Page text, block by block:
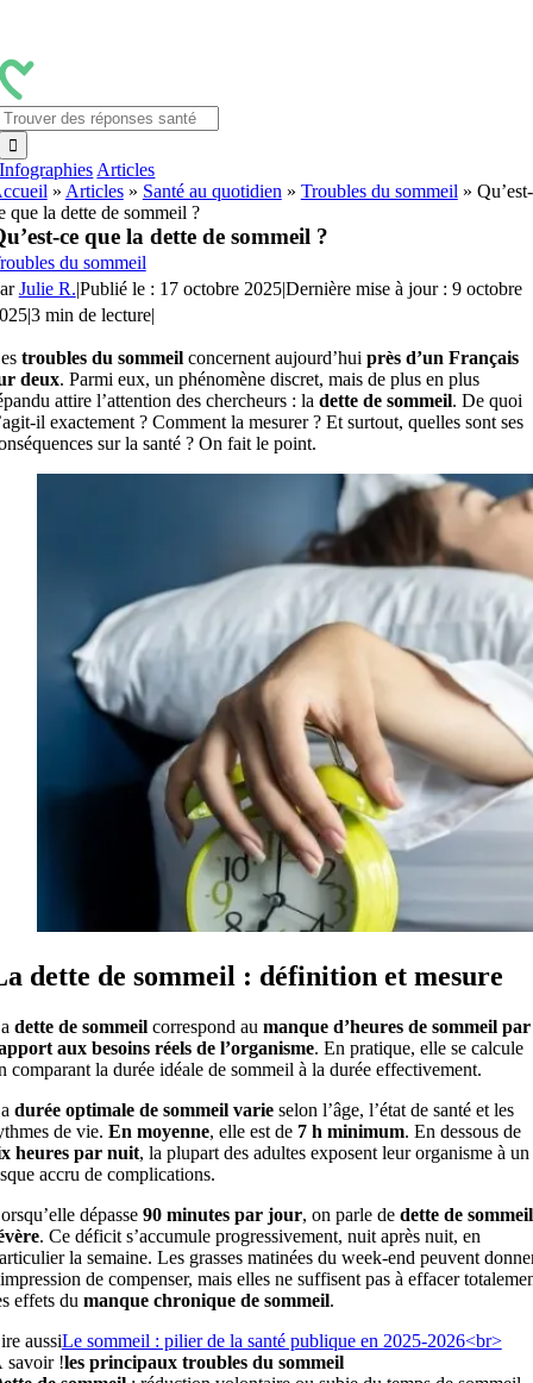
contenu
Infographies Articles
» Articles» Santé au quotidien » Troubles du sommeil » Qu’est-
que la dette de sommeil ?
ce que la dette de sommeil ?
du sommeil
Julie R.|Publié le : 17 octobre 2025|Dernière mise à jour : 9 octobre
|3 min de lecture|
troubles du sommeilconcernent aujourd’hui près d’un Français
deux. Parmi eux, un phénomène discret, mais de plus en plus
attire l’attention des chercheurs : la dette de sommeil. De quoi
il exactement ? Comment la mesurer ? Et surtout, quelles sont ses
sur la santé ? On fait le point.
dette de sommeil : définition et mesure
dette de sommeilcorrespond au manque d’heures de sommeil par
aux besoins réels de l’organisme. En pratique, elle se calcule
comparant la durée idéale de sommeil à la durée effectivement.
durée optimale de sommeil varie selon l’âge, l’état de santé et les
de vie. En moyenne, elle est de 7 h minimum. En dessous de
heures par nuit, la plupart des adultes exposent leur organisme à un
accru de complications.
dépasse 90 minutes par jour, on parle de dette de sommeil
. Ce déficit s’accumule progressivement, nuit après nuit, en
la semaine. Les grasses matinées du week-end peuvent
de compenser, mais elles ne suffisent pas à effacer
effets du manque chronique de sommeil.
aussiLe sommeil : pilier de la santé publique en 2025-2026<br>
savoir !les principaux troubles du sommeil